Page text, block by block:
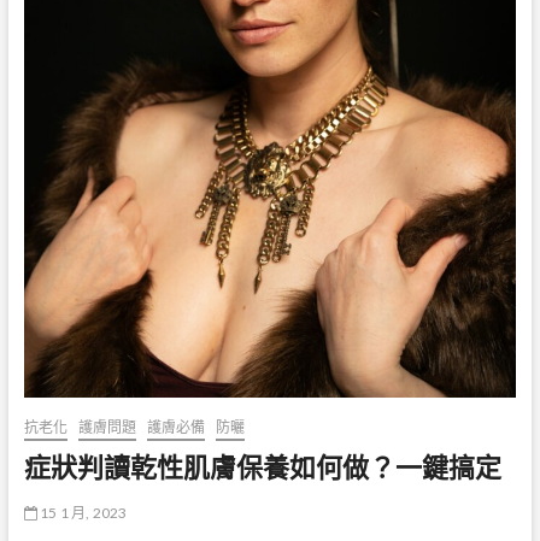
抗老化 護膚問題 護膚必備 防曬
症狀判讀乾性肌膚保養如何做？一鍵搞定
15 1 月, 2023